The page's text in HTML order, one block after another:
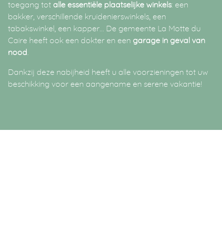
toegang tot alle essentiële plaatselijke winkels: een
bakker, verschillende kruidenierswinkels, een
tabakswinkel, een kapper… De gemeente La Motte du
Caire heeft ook een dokter en een garage in geval van
nood
Dankzij deze nabijheid heeft u alle voorzieningen tot uw
beschikking voor een aangename en serene vakantie!